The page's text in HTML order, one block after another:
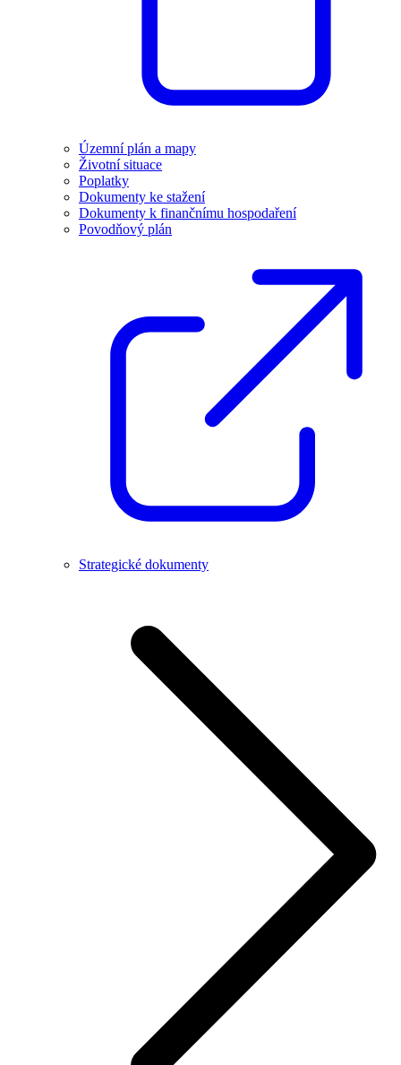
Územní plán a mapy
Životní situace
Poplatky
Dokumenty ke stažení
Dokumenty k finančnímu hospodaření
Povodňový plán
Strategické dokumenty